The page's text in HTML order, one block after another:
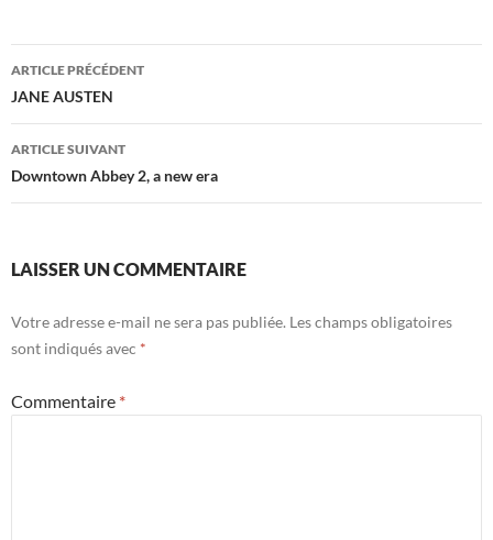
Navigation
des
articles
ARTICLE PRÉCÉDENT
JANE AUSTEN
ARTICLE SUIVANT
Downtown Abbey 2, a new era
LAISSER UN COMMENTAIRE
Votre adresse e-mail ne sera pas publiée. Les champs obligatoires
sont indiqués avec *
Commentaire *